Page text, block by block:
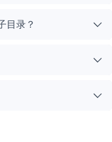
目录？